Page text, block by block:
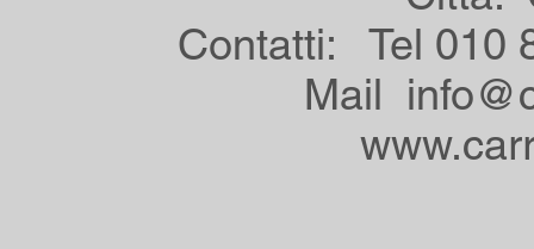
Contatti: Tel 010
Mail